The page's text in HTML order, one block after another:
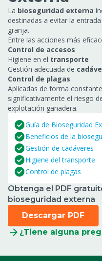
La bioseguridad externa
destinadas a evitar la
granja.
Entre las acciones más
Control de accesos
Higiene en el transporte
Gestión adecuada de
Control de plagas
Aplicadas de forma
significativamente el riesgo
explotación ganadera.
Guía de Bioseguridad
Beneficios de la
Gestión de cadáveres
Higiene del transporte
Control de plagas
Obtenga el PDF
bioseguridad externa
Descargar PDF
¿Tiene alguna